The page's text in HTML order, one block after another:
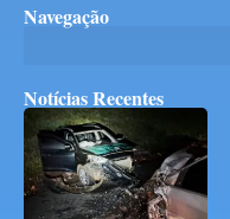
Navegação
Notícias Recentes